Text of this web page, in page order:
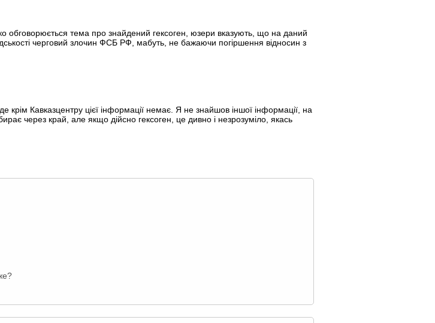
обговорюється тема про знайдений гексоген, юзери вказують, що на даний
черговий злочин ФСБ РФ, мабуть, не бажаючи погіршення відносин з
крім Кавказцентру цієї інформації немає. Я не знайшов іншої інформації, на
через край, але якщо дійсно гексоген, це дивно і незрозуміло, якась